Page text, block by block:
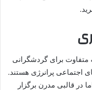
متفاوت برای گردشگرانی
اجتماعی پرانرژی هستند.
در قالبی مدرن برگزار